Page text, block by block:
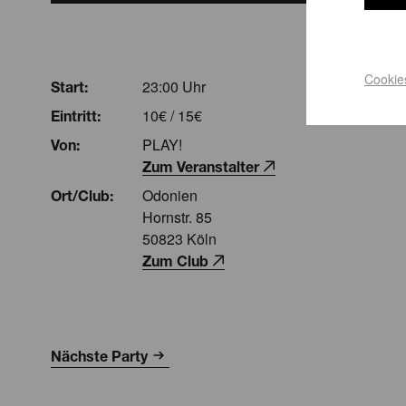
Start: 23:00 Uhr
Eintritt: 10€ / 15€
Von: PLAY!
Zum Veranstalter
Ort/Club:
Odonien
Hornstr. 85
50823 Köln
Zum Club
Nächste Party